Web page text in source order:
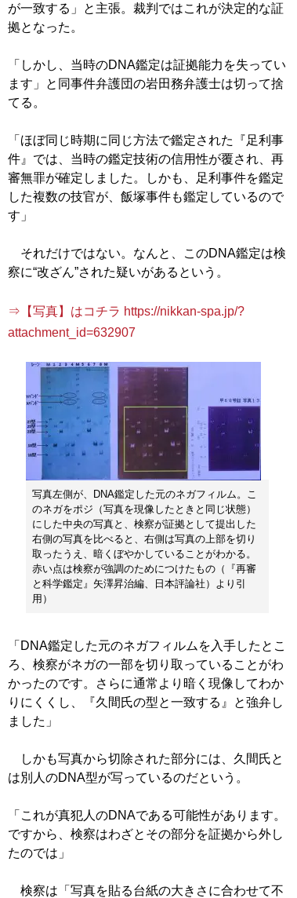
が一致する」と主張。裁判ではこれが決定的な証
拠となった。
「しかし、当時のDNA鑑定は証拠能力を失ってい
ます」と同事件弁護団の岩田務弁護士は切って捨
てる。
「ほぼ同じ時期に同じ方法で鑑定された『足利事
件』では、当時の鑑定技術の信用性が覆され、再
審無罪が確定しました。しかも、足利事件を鑑定
した複数の技官が、飯塚事件も鑑定しているので
す」
それだけではない。なんと、このDNA鑑定は検
察に“改ざん”された疑いがあるという。
⇒【写真】はコチラ https://nikkan-spa.jp/?
attachment_id=632907
写真左側が、DNA鑑定した元のネガフィルム。こ
のネガをポジ（写真を現像したときと同じ状態）
にした中央の写真と、検察が証拠として提出した
右側の写真を比べると、右側は写真の上部を切り
取ったうえ、暗くぼやかしていることがわかる。
赤い点は検察が強調のためにつけたもの（『再審
と科学鑑定』矢澤昇治編、日本評論社）より引
用）
「DNA鑑定した元のネガフィルムを入手したとこ
ろ、検察がネガの一部を切り取っていることがわ
かったのです。さらに通常より暗く現像してわか
りにくくし、『久間氏の型と一致する』と強弁し
ました」
しかも写真から切除された部分には、久間氏と
は別人のDNA型が写っているのだという。
「これが真犯人のDNAである可能性があります。
ですから、検察はわざとその部分を証拠から外し
たのでは」
検察は「写真を貼る台紙の大きさに合わせて不